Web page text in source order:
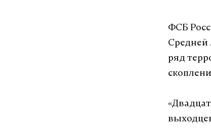
ФСБ
Средней
ряд